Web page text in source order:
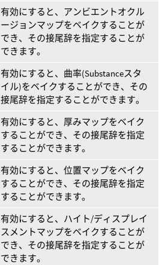
有効にすると、アンビエントオクル
ージョンマップをベイクすることが
でき、その接尾辞を指定することが
できます。
有効にすると、曲率(Substanceスタ
イル)をベイクすることができ、その
接尾辞を指定することができます。
有効にすると、厚みマップをベイク
することができ、その接尾辞を指定
することができます。
有効にすると、位置マップをベイク
することができ、その接尾辞を指定
することができます。
有効にすると、ハイト/ディスプレイ
スメントマップをベイクすることが
でき、その接尾辞を指定することが
できます。